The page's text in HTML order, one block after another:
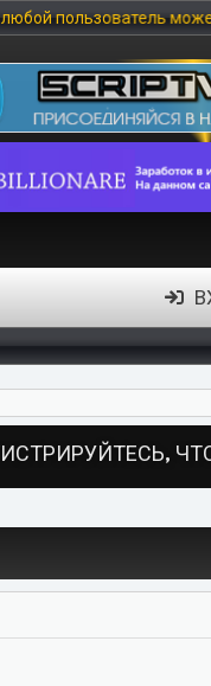
купить цифровой